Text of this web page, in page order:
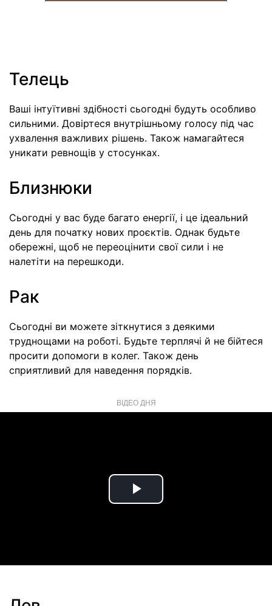
Телець
Ваші інтуїтивні здібності сьогодні будуть особливо
сильними. Довіртеся внутрішньому голосу під час
ухвалення важливих рішень. Також намагайтеся
уникати ревнощів у стосунках.
Близнюки
Сьогодні у вас буде багато енергії, і це ідеальний
день для початку нових проєктів. Однак будьте
обережні, щоб не переоцінити свої сили і не
налетіти на перешкоди.
Рак
Сьогодні ви можете зіткнутися з деякими
труднощами на роботі. Будьте терплячі й не бійтеся
просити допомоги в колег. Також день
сприятливий для наведення порядків.
ВІДЕО ДНЯ
Play